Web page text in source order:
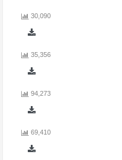
30,090
35,356
94,273
69,410